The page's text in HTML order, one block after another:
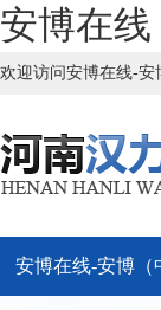
安博在线
欢迎访问安博在线-安
安博在线-安博（